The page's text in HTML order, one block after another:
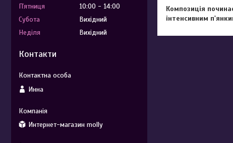
Композиція
інтенсивним
Пʼятниця
10:00
14:00
Субота
Вихідний
Неділя
Вихідний
Контакти
Инна
Интернет-магазин molly